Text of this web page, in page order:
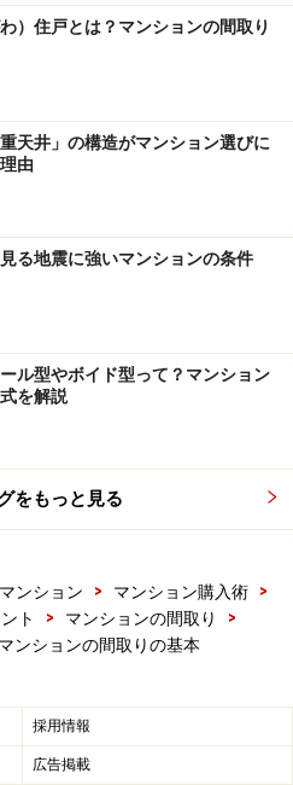
イレや洗面所など水回りの位
ノ教室、お料理教室、プリ
すが、トイレはお教室の近く
ょう。
茶をしたい場合など、ミニ
ありますが、火を使わずにお
の利用を検討しましょう。
スのキッチンを使用するこ
教室のスペースと家族用キッ
でしょう（【図1-D】）。
）住戸とは？マンションの間取り
重天井」の構造がマンション選びに
由
る地震に強いマンションの条件
ル型やボイド型って？マンション
を解説
をもっと見る
マンション > マンション購入術
>
ト
> マンションの間取り
>
ンションの間取りの基本
採用情報
広告掲載